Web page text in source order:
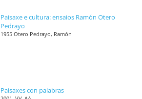
Paisaxe e cultura: ensaios Ramón Otero
Pedrayo
1955 Otero Pedrayo, Ramón
Paisaxes con palabras